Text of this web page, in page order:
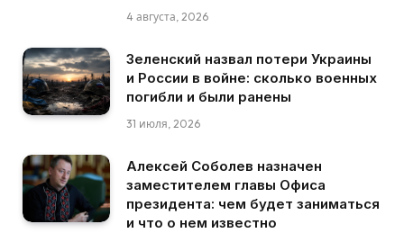
4 августа, 2026
Зеленский назвал потери Украины
и России в войне: сколько военных
погибли и были ранены
31 июля, 2026
Алексей Соболев назначен
заместителем главы Офиса
президента: чем будет заниматься
и что о нем известно